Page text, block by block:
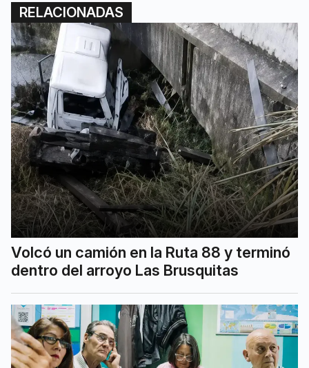
RELACIONADAS
Volcó un camión en la Ruta 88 y terminó
dentro del arroyo Las Brusquitas